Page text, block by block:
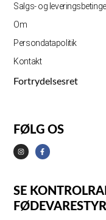
Salgs- og
Om
Persondatapolitik
Kontakt
Fortrydelsesret
FØLG OS
SE